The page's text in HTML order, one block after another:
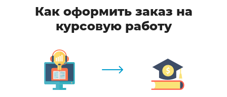
Как оформить заказ на
курсовую работу